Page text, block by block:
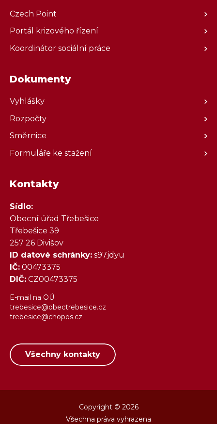
Czech Point
Portál krizového řízení
Koordinátor sociální práce
Dokumenty
Vyhlášky
Rozpočty
Směrnice
Formuláře ke stažení
Kontakty
Sídlo:
Obecní úřad Třebešice
Třebešice 39
257 26 Divišov
ID datové schránky: s97jdyu
IČ: 00473375
DIČ: CZ00473375
E-mail na OÚ
trebesice@obectrebesice.cz
trebesice@chopos.cz
Všechny kontakty
Copyright © 2026
Všechna práva vyhrazena